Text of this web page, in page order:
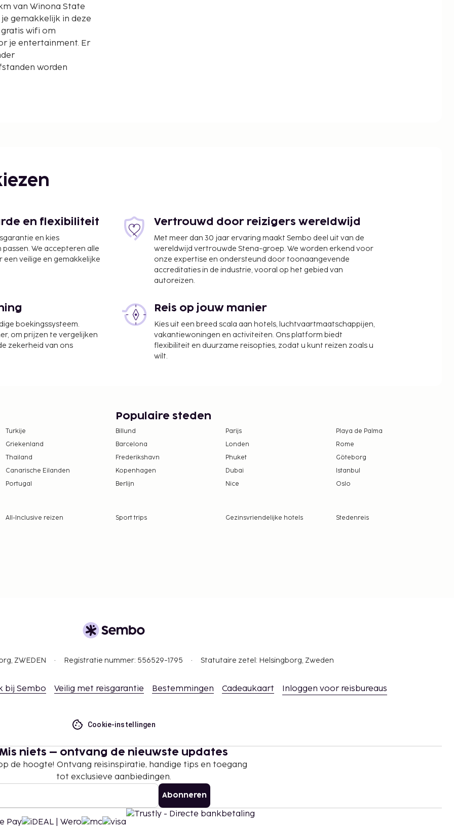
gemakkelijk in deze
wifi om
je entertainment. Er
worden
- 88,2 km
van de handige
nacht
en flexibiliteit
en kies
We accepteren alle
veilige en gemakkelijke
Vertrouwd door reizigers wereldwijd
Met meer dan 30 jaar ervaring maakt Sembo deel uit van de
wereldwijd vertrouwde Stena-groep. We worden erkend voor
onze expertise en ondersteund door toonaangevende
accreditaties in de industrie, vooral op het gebied van
autoreizen.
boekingssysteem.
om prijzen te vergelijken
zekerheid van ons
Reis op jouw manier
Kies uit een breed scala aan hotels, luchtvaartmaatschappijen,
vakantiewoningen en activiteiten. Ons platform biedt
flexibiliteit en duurzame reisopties, zodat u kunt reizen zoals u
wilt.
Turkije
Griekenland
Thailand
Canarische Eilanden
Portugal
Populaire steden
Billund Parijs
Playa de Palma
Barcelona
Londen
Rome
Frederikshavn
Phuket
Göteborg
Kopenhagen
Dubai
Istanbul
Berlijn
Nice Oslo
All-Inclusive reizen Sport trips Gezinsvriendelijke hotels
Stedenreis
ZWEDEN Registratie nummer: 556529-1795 Statutaire zetel: Helsingborg, Zweden
bij Sembo Veilig met reisgarantie Bestemmingen Cadeaukaart Inloggen voor reisbureaus
Cookie-instellingen
niets – ontvang de nieuwste updates
de hoogte! Ontvang reisinspiratie, handige tips en toegang
tot exclusieve aanbiedingen.
Abonneren